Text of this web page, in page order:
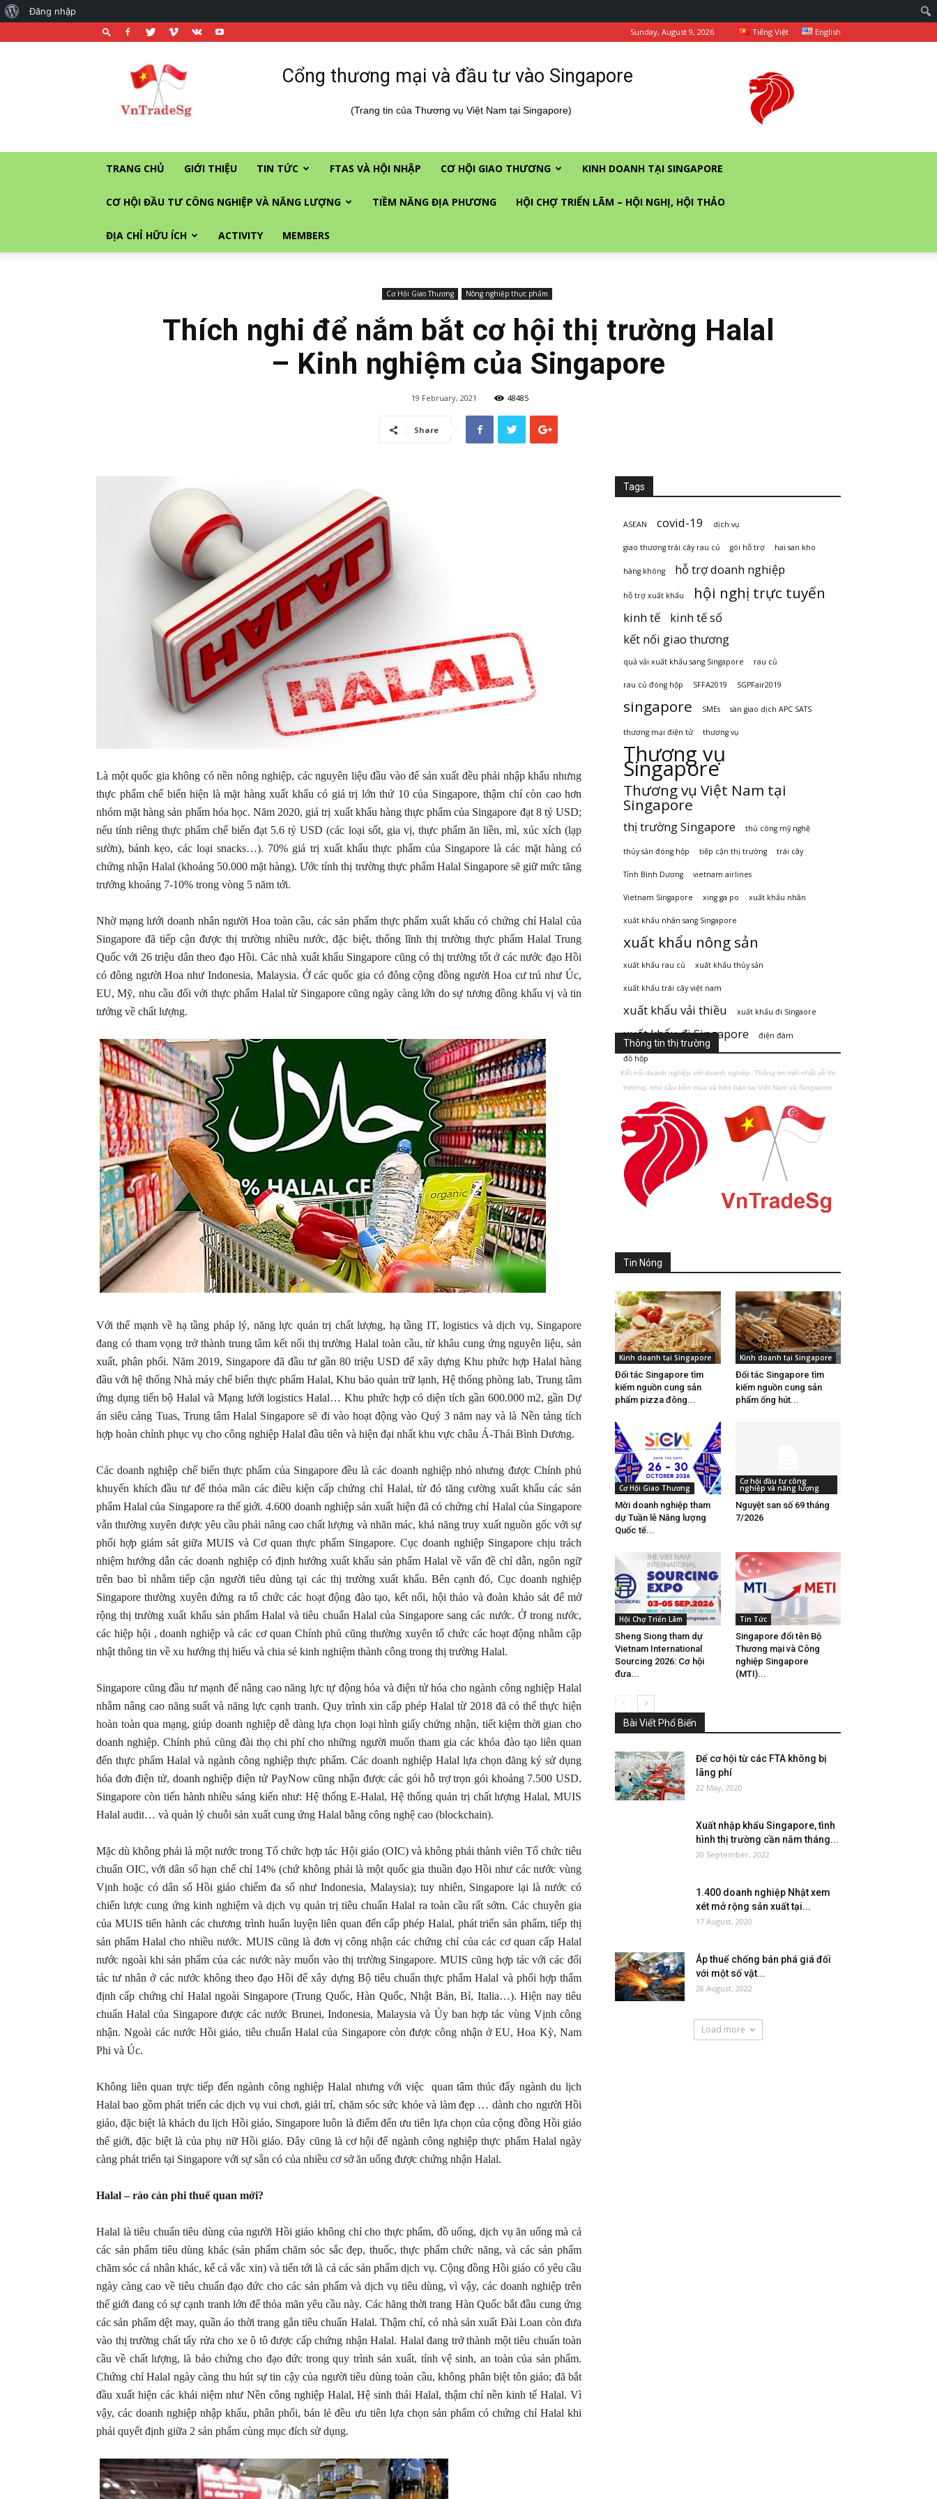
Sunday, August 9, 2026 Tiếng Việt English
Cổng
thương
và
vào
Singapore
Cổng thương mại và đầu tư vào Singapore
(Trang tin của Thương vụ Việt Nam tại Singapore)
TRANG CHỦ GIỚI THIỆU TIN TỨC FTAS VÀ HỘI NHẬP CƠ HỘI GIAO THƯƠNG KINH DOANH TẠI SINGAPORE
CƠ HỘI ĐẦU TƯ CÔNG NGHIỆP VÀ NĂNG LƯỢNG TIỀM NĂNG ĐỊA PHƯƠNG HỘI CHỢ TRIỂN LÃM – HỘI NGHỊ, HỘI THẢO
ĐỊA CHỈ HỮU ÍCH ACTIVITY MEMBERS
Cơ Hội Giao Thương Nông nghiệp thực phẩm
Thích nghi để nắm bắt cơ hội thị trường Halal
– Kinh nghiệm của Singapore
19 February, 2021 48485
Share
Là một quốc gia không có nền nông nghiệp, các nguyên liệu đầu vào để sản xuất đều phải nhập khẩu nhưng
thực phẩm chế biến hiện là mặt hàng xuất khẩu có giá trị lớn thứ 10 của Singapore, thậm chí còn cao hơn
nhóm mặt hàng sản phẩm hóa học. Năm 2020, giá trị xuất khẩu hàng thực phẩm của Singapore đạt 8 tỷ USD;
nếu tính riêng thực phẩm chế biến đạt 5.6 tỷ USD (các loại sốt, gia vị, thực phẩm ăn liền, mì, xúc xích (lạp
sườn), bánh kẹo, các loại snacks…). 70% giá trị xuất khẩu thực phẩm của Singapore là các mặt hàng có
chứng nhận Halal (khoảng 50.000 mặt hàng). Ước tính thị trường thực phẩm Halal Singapore sẽ giữ mức tăng
trưởng khoảng 7-10% trong vòng 5 năm tới.
Nhờ mạng lưới doanh nhân người Hoa toàn cầu, các sản phẩm thực phẩm xuất khẩu có chứng chỉ Halal của
Singapore đã tiếp cận được thị trường nhiều nước, đặc biệt, thống lĩnh thị trường thực phẩm Halal Trung
Quốc với 26 triệu dân theo đạo Hồi. Các nhà xuất khẩu Singapore cũng có thị trường tốt ở các nước đạo Hồi
có đông người Hoa như Indonesia, Malaysia. Ở các quốc gia có đông cộng đồng người Hoa cư trú như Úc,
EU, Mỹ, nhu cầu đối với thực phẩm Halal từ Singapore cũng ngày càng lớn do sự tương đồng khẩu vị và tin
tưởng về chất lượng.
Với thế mạnh về hạ tầng pháp lý, năng lực quản trị chất lượng, hạ tầng IT, logistics và dịch vụ, Singapore
đang có tham vọng trở thành trung tâm kết nối thị trường Halal toàn cầu, từ khâu cung ứng nguyên liệu, sản
xuất, phân phối. Năm 2019, Singapore đã đầu tư gần 80 triệu USD để xây dựng Khu phức hợp Halal hàng
đầu với hệ thống Nhà máy chế biến thực phẩm Halal, Khu bảo quản trữ lạnh, Hệ thống phòng lab, Trung tâm
ứng dụng tiến bộ Halal và Mạng lưới logistics Halal… Khu phức hợp có diện tích gần 600.000 m2, gần Dự
án siêu cảng Tuas, Trung tâm Halal Singapore sẽ đi vào hoạt động vào Quý 3 năm nay và là Nền tảng tích
hợp hoàn chỉnh phục vụ cho công nghiệp Halal đầu tiên và hiện đại nhất khu vực châu Á-Thái Bình Dương.
Các doanh nghiệp chế biến thực phẩm của Singapore đều là các doanh nghiệp nhỏ nhưng được Chính phủ
khuyến khích đầu tư để thỏa mãn các điều kiện cấp chứng chỉ Halal, từ đó tăng cường xuất khẩu các sản
phẩm Halal của Singapore ra thế giới. 4.600 doanh nghiệp sản xuất hiện đã có chứng chỉ Halal của Singapore
vẫn thường xuyên được yêu cầu phải nâng cao chất lượng và nhãn mác, khả năng truy xuất nguồn gốc với sự
phối hợp giám sát giữa MUIS và Cơ quan thực phẩm Singapore. Cục doanh nghiệp Singapore chịu trách
nhiệm hướng dẫn các doanh nghiệp có định hướng xuất khẩu sản phẩm Halal về vấn đề chỉ dẫn, ngôn ngữ
trên bao bì nhằm tiếp cận người tiêu dùng tại các thị trường xuất khẩu. Bên cạnh đó, Cục doanh nghiệp
Singapore thường xuyên đứng ra tổ chức các hoạt động đào tạo, kết nối, hội thảo và đoàn khảo sát để mở
rộng thị trường xuất khẩu sản phẩm Halal và tiêu chuẩn Halal của Singapore sang các nước. Ở trong nước,
các hiệp hội , doanh nghiệp và các cơ quan Chính phủ cũng thường xuyên tổ chức các hoạt động nhằm cập
nhật thông tin về xu hướng thị hiếu và chia sẻ kinh nghiệm thành công trong thị trường Halal.
Singapore cũng đầu tư mạnh để nâng cao năng lực tự động hóa và điện tử hóa cho ngành công nghiệp Halal
nhằm nâng cao năng suất và năng lực cạnh tranh. Quy trình xin cấp phép Halal từ 2018 đã có thể thực hiện
hoàn toàn qua mạng, giúp doanh nghiệp dễ dàng lựa chọn loại hình giấy chứng nhận, tiết kiệm thời gian cho
doanh nghiệp. Chính phủ cũng đài thọ chi phí cho những người muốn tham gia các khóa đào tạo liên quan
đến thực phẩm Halal và ngành công nghiệp thực phẩm. Các doanh nghiệp Halal lựa chọn đăng ký sử dụng
hóa đơn điện tử, doanh nghiệp điện tử PayNow cũng nhận được các gói hỗ trợ trọn gói khoảng 7.500 USD.
Singapore còn tiến hành nhiều sáng kiến như: Hệ thống E-Halal, Hệ thống quản trị chất lượng Halal, MUIS
Halal audit… và quản lý chuỗi sản xuất cung ứng Halal bằng công nghệ cao (blockchain).
Mặc dù không phải là một nước trong Tổ chức hợp tác Hội giáo (OIC) và không phải thành viên Tổ chức tiêu
chuẩn OIC, với dân số hạn chế chỉ 14% (chứ không phải là một quốc gia thuần đạo Hồi như các nước vùng
Vịnh hoặc có dân số Hồi giáo chiếm đa số như Indonesia, Malaysia); tuy nhiên, Singapore lại là nước có
chiến lược cung ứng kinh nghiệm và dịch vụ quản trị tiêu chuẩn Halal ra toàn cầu rất sớm. Các chuyên gia
của MUIS tiến hành các chương trình huấn luyện liên quan đến cấp phép Halal, phát triển sản phẩm, tiếp thị
sản phẩm Halal cho nhiều nước. MUIS cũng là đơn vị công nhận các chứng chỉ của các cơ quan cấp Halal
nước ngoài khi sản phẩm của các nước này muốn vào thị trường Singapore. MUIS cũng hợp tác với các đối
tác tư nhân ở các nước không theo đạo Hồi để xây dựng Bộ tiêu chuẩn thực phẩm Halal và phối hợp thẩm
định cấp chứng chỉ Halal ngoài Singapore (Trung Quốc, Hàn Quốc, Nhật Bản, Bỉ, Italia…). Hiện nay tiêu
chuẩn Halal của Singapore được các nước Brunei, Indonesia, Malaysia và Ủy ban hợp tác vùng Vịnh công
nhận. Ngoài các nước Hồi giáo, tiêu chuẩn Halal của Singapore còn được công nhận ở EU, Hoa Kỳ, Nam
Phi và Úc.
Không liên quan trực tiếp đến ngành công nghiệp Halal nhưng với việc quan tâm thúc đẩy ngành du lịch
Halal bao gồm phát triển các dịch vụ vui chơi, giải trí, chăm sóc sức khỏe và làm đẹp … dành cho người Hồi
giáo, đặc biệt là khách du lịch Hồi giáo, Singapore luôn là điểm đến ưu tiên lựa chọn của cộng đồng Hồi giáo
thế giới, đặc biệt là của phụ nữ Hồi giáo. Đây cũng là cơ hội để ngành công nghiệp thực phẩm Halal ngày
càng phát triển tại Singapore với sự sẵn có của nhiều cơ sở ăn uống được chứng nhận Halal.
Halal – rào cản phi thuế quan mới?
Halal là tiêu chuẩn tiêu dùng của người Hồi giáo không chỉ cho thực phẩm, đồ uống, dịch vụ ăn uống mà cả
các sản phẩm tiêu dùng khác (sản phẩm chăm sóc sắc đẹp, thuốc, thực phẩm chức năng, và các sản phẩm
chăm sóc cá nhân khác, kể cả vắc xin) và tiến tới là cả các sản phẩm dịch vụ. Cộng đồng Hồi giáo có yêu cầu
ngày càng cao về tiêu chuẩn đạo đức cho các sản phẩm và dịch vụ tiêu dùng, vì vậy, các doanh nghiệp trên
thế giới đang có sự cạnh tranh lớn để thỏa mãn yêu cầu này. Các hãng thời trang Hàn Quốc bắt đầu cung ứng
các sản phẩm dệt may, quần áo thời trang gắn tiêu chuẩn Halal. Thậm chí, có nhà sản xuất Đài Loan còn đưa
vào thị trường chất tẩy rửa cho xe ô tô được cấp chứng nhận Halal. Halal đang trở thành một tiêu chuẩn toàn
cầu về chất lượng, là bảo chứng cho đạo đức trong quy trình sản xuất, tính vệ sinh, an toàn của sản phẩm.
Chứng chỉ Halal ngày càng thu hút sự tin cậy của người tiêu dùng toàn cầu, không phân biệt tôn giáo; đã bắt
đầu xuất hiện các khái niệm như Nền công nghiệp Halal, Hệ sinh thái Halal, thậm chí nền kinh tế Halal. Vì
vậy, các doanh nghiệp nhập khẩu, phân phối, bán lẻ đều ưu tiên lựa chọn sản phẩm có chứng chỉ Halal khi
phải quyết định giữa 2 sản phẩm cùng mục đích sử dụng.
Tags
ASEAN covid-19 dịch vụ
giao thương trái cây rau củ gói hỗ trợ hai san kho
hàng không hỗ trợ doanh nghiệp
hỗ trợ xuất khẩu hội nghị trực tuyến
kinh tế
kinh tế số
kết nối giao thương
quả vải xuất khẩu sang Singapore rau củ
rau củ đóng hộp SFFA2019 SGPFair2019
singapore SMEs sàn giao dịch APC SATS
thương mại điện tử thương vụ
Thương vụ
Singapore
Thương vụ Việt Nam tại
Singapore
thị trường Singapore thủ công mỹ nghệ
thủy sản đóng hộp tiếp cận thị trường trái cây
Tỉnh Bình Dương vietnam airlines
Vietnam Singapore xing ga po xuất khẩu nhãn
xuất khẩu nhãn sang Singapore
xuất khẩu nông sản
xuất khẩu rau củ xuất khẩu thủy sản
xuất khẩu trái cây việt nam
xuất khẩu vải thiều xuất khẩu đi Singaore
xuất khẩu đi Singapore điện đàm
đồ hộp
Thông tin thị trường
Kết nối doanh nghiệp với doanh nghiệp. Thông tin mới nhất về thị
trường, nhu cầu bên mua và bên bán tại Việt Nam và Singapore
Tin Nóng
Kinh doanh tại Singapore
Đối tác Singapore tìm
kiếm nguồn cung sản
phẩm pizza đông...
Kinh doanh tại Singapore
Đối tác Singapore tìm
kiếm nguồn cung sản
phẩm ống hút...
Cơ Hội Giao Thương
Mời doanh nghiệp tham
dự Tuần lễ Năng lượng
Quốc tế...
Cơ hội đầu tư công
nghiệp và năng lượng
Nguyệt san số 69 tháng
7/2026
Hội Chợ Triển Lãm
Sheng Siong tham dự
Vietnam International
Sourcing 2026: Cơ hội
đưa...
Tin Tức
Singapore đổi tên Bộ
Thương mại và Công
nghiệp Singapore
(MTI)...
Bài Viết Phổ Biến
Để cơ hội từ các FTA không bị
lãng phí
22 May, 2020
Xuất nhập khẩu Singapore, tình
hình thị trường cần nắm tháng...
20 September, 2022
1.400 doanh nghiệp Nhật xem
xét mở rộng sản xuất tại...
17 August, 2020
Áp thuế chống bán phá giá đối
với một số vật...
28 August, 2022
Load more
About
Đăng nhập